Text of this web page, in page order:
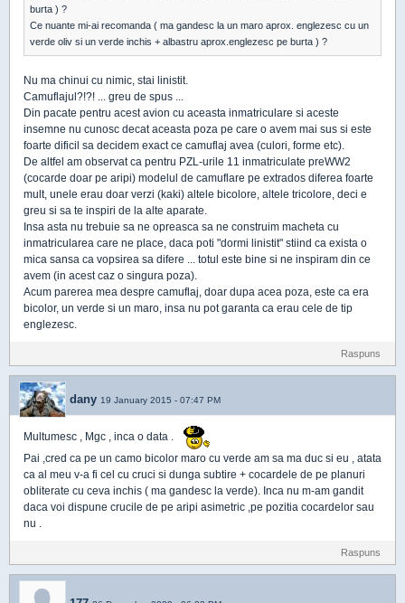
burta ) ?
Ce nuante mi-ai recomanda ( ma gandesc la un maro aprox. englezesc cu un
verde oliv si un verde inchis + albastru aprox.englezesc pe burta ) ?
Nu ma chinui cu nimic, stai linistit.
Camuflajul?!?! ... greu de spus ...
Din pacate pentru acest avion cu aceasta inmatriculare si aceste
insemne nu cunosc decat aceasta poza pe care o avem mai sus si este
foarte dificil sa decidem exact ce camuflaj avea (culori, forme etc).
De altfel am observat ca pentru PZL-urile 11 inmatriculate preWW2
(cocarde doar pe aripi) modelul de camuflare pe extrados diferea foarte
mult, unele erau doar verzi (kaki) altele bicolore, altele tricolore, deci e
greu si sa te inspiri de la alte aparate.
Insa asta nu trebuie sa ne opreasca sa ne construim macheta cu
inmatricularea care ne place, daca poti "dormi linistit" stiind ca exista o
mica sansa ca vopsirea sa difere ... totul este bine si ne inspiram din ce
avem (in acest caz o singura poza).
Acum parerea mea despre camuflaj, doar dupa acea poza, este ca era
bicolor, un verde si un maro, insa nu pot garanta ca erau cele de tip
englezesc.
Raspuns
dany 19 January 2015 - 07:47 PM
Multumesc , Mgc , inca o data .
Pai ,cred ca pe un camo bicolor maro cu verde am sa ma duc si eu , atata
ca al meu v-a fi cel cu cruci si dunga subtire + cocardele de pe planuri
obliterate cu ceva inchis ( ma gandesc la verde). Inca nu m-am gandit
daca voi dispune crucile de pe aripi asimetric ,pe pozitia cocardelor sau
nu .
Raspuns